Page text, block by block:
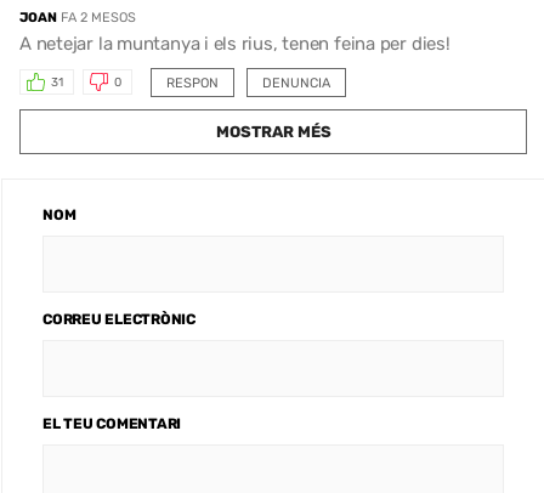
JOAN FA 2 MESOS
A netejar la muntanya i els rius, tenen feina per dies!
RESPON
31 0 DENUNCIA
MOSTRAR MÉS
NOM
CORREU ELECTRÒNIC
EL TEU COMENTARI